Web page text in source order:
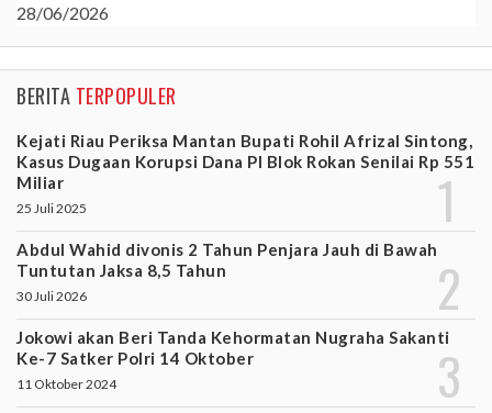
28/06/2026
BERITA TERPOPULER
Kejati Riau Periksa Mantan Bupati Rohil Afrizal Sintong,
Kasus Dugaan Korupsi Dana PI Blok Rokan Senilai Rp 551
Miliar
25 Juli 2025
Abdul Wahid divonis 2 Tahun Penjara Jauh di Bawah
Tuntutan Jaksa 8,5 Tahun
30 Juli 2026
Jokowi akan Beri Tanda Kehormatan Nugraha Sakanti
Ke-7 Satker Polri 14 Oktober
11 Oktober 2024